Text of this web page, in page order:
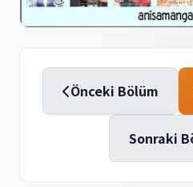
Önceki Bölüm
Sonraki